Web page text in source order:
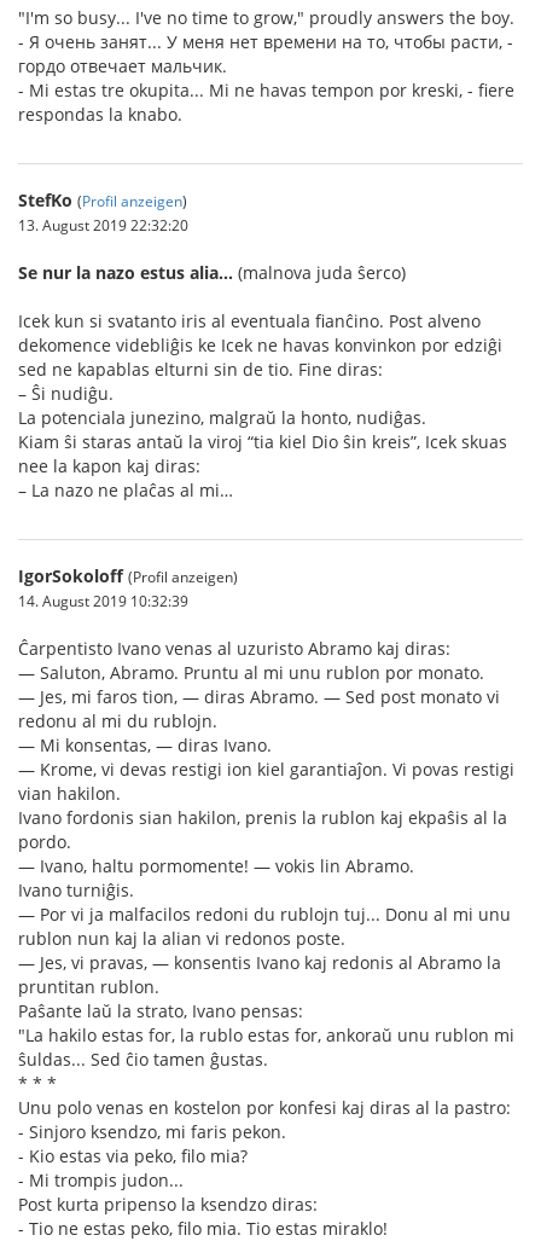
"I'm so busy... I've no time to grow," proudly answers the boy.
- Я очень занят... У меня нет времени на то, чтобы расти, -
гордо отвечает мальчик.
- Mi estas tre okupita... Mi ne havas tempon por kreski, - fiere
respondas la knabo.
StefKo (Profil anzeigen)
13. August 2019 22:32:20
Se nur la nazo estus alia… (malnova juda ŝerco)
Icek kun si svatanto iris al eventuala fianĉino. Post alveno
dekomence videbliĝis ke Icek ne havas konvinkon por edziĝi
sed ne kapablas elturni sin de tio. Fine diras:
– Ŝi nudiĝu.
La potenciala junezino, malgraŭ la honto, nudiĝas.
Kiam ŝi staras antaŭ la viroj “tia kiel Dio ŝin kreis”, Icek skuas
nee la kapon kaj diras:
– La nazo ne plaĉas al mi…
IgorSokoloff (Profil anzeigen)
14. August 2019 10:32:39
Ĉarpentisto Ivano venas al uzuristo Abramo kaj diras:
— Saluton, Abramo. Pruntu al mi unu rublon por monato.
— Jes, mi faros tion, — diras Abramo. — Sed post monato vi
redonu al mi du rublojn.
— Mi konsentas, — diras Ivano.
— Krome, vi devas restigi ion kiel garantiaĵon. Vi povas restigi
vian hakilon.
Ivano fordonis sian hakilon, prenis la rublon kaj ekpaŝis al la
pordo.
— Ivano, haltu pormomente! — vokis lin Abramo.
Ivano turniĝis.
— Por vi ja malfacilos redoni du rublojn tuj... Donu al mi unu
rublon nun kaj la alian vi redonos poste.
— Jes, vi pravas, — konsentis Ivano kaj redonis al Abramo la
pruntitan rublon.
Paŝante laŭ la strato, Ivano pensas:
"La hakilo estas for, la rublo estas for, ankoraŭ unu rublon mi
ŝuldas... Sed ĉio tamen ĝustas.
* * *
Unu polo venas en kostelon por konfesi kaj diras al la pastro:
- Sinjoro ksendzo, mi faris pekon.
- Kio estas via peko, filo mia?
- Mi trompis judon...
Post kurta pripenso la ksendzo diras:
- Tio ne estas peko, filo mia. Tio estas miraklo!